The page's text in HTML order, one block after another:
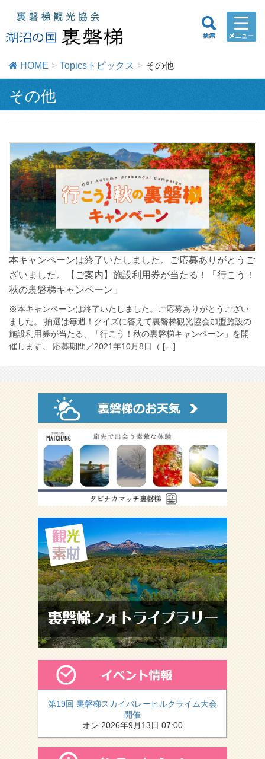
HOME Topicsトピックス その他
その他
本キャンペーンは終了いたしました。ご応募ありがとうご
ざいました。【ご案内】施設利用券が当たる！「行こう！
秋の裏磐梯キャンペーン」
※本キャンペーンは終了いたしました。ご応募ありがとうござい
ました。 抽選は毎週！クイズに答えて裏磐梯観光協会加盟施設の
施設利用券が当たる、「行こう！秋の裏磐梯キャンペーン」を開
催します。 応募期間／2021年10月8日（ […]
第19回 裏磐梯スカイバレーヒルクライム大会
開催
オン 2026年9月13日 07:00